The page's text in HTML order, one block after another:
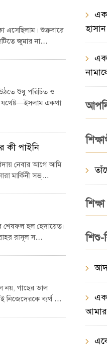
এসেছিলাম। শুক্রবারে
জুমার না…
শুধু পরিচিত ও
যথেষ্ট—ইসলাম একথা
কী পাইনি
নেবার আগে আমি
মার্কিনী সভ্…
শেষফল হল হেদায়েত।
রাসূল স…
নয়, গাছের ডাল
ব্যর্থ …